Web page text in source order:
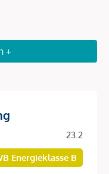
ist mehr als ein Ort
leben – geprägt von
der sich nicht
das sich aus
+
23.2
Energieklasse B